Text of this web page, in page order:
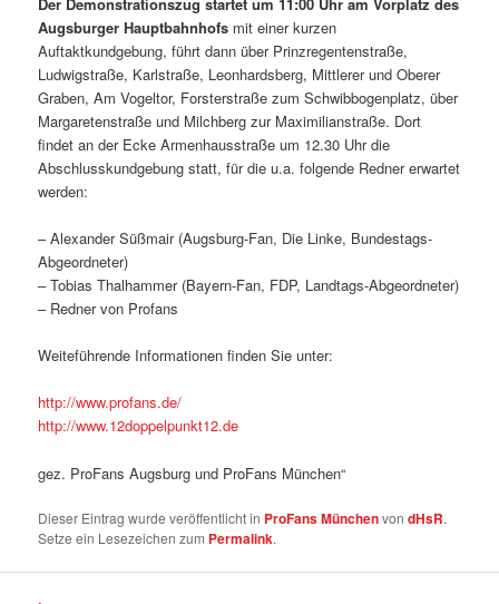
Augsburger Hauptbahnhofs mit einer kurzen
Auftaktkundgebung, führt dann über Prinzregentenstraße,
Ludwigstraße, Karlstraße, Leonhardsberg, Mittlerer und Oberer
Graben, Am Vogeltor, Forsterstraße zum Schwibbogenplatz, über
Margaretenstraße und Milchberg zur Maximilianstraße. Dort
findet an der Ecke Armenhausstraße um 12.30 Uhr die
Abschlusskundgebung statt, für die u.a. folgende Redner erwartet
werden:
– Alexander Süßmair (Augsburg-Fan, Die Linke, Bundestags-
Abgeordneter)
– Tobias Thalhammer (Bayern-Fan, FDP, Landtags-Abgeordneter)
– Redner von Profans
Weiteführende Informationen finden Sie unter:
http://www.profans.de/
http://www.12doppelpunkt12.de
gez. ProFans Augsburg und ProFans München“
Dieser Eintrag wurde veröffentlicht in ProFans MünchenvondHsR.
Setze ein Lesezeichen zum Permalink.